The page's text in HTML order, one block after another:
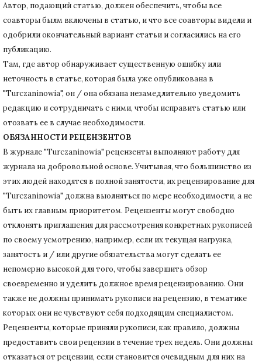
Автор, подающий статью, должен обеспечить, чтобы все
соавторы былм включены в статью, и что все соавторы видели и
одобрили окончательный вариант статьи и согласились на его
публикацию.
Там, где автор обнаруживает существенную ошибку или
неточность в статье, которая была уже опубликована в
"Turczaninowia", он / она обязана незамедлительно уведомить
редакцию и сотрудничать с ними, чтобы исправить статью или
отозвать ее в случае необходимости.
ОБЯЗАННОСТИ РЕЦЕНЗЕНТОВ
В журнале "Turczaninowia" рецензенты выполняют работу для
журнала на добровольной основе.Учитывая, что большинство из
этих людей находятся в полной занятости, их рецензирование для
"Turczaninowia" должна выолняться по мере необходимости, а не
быть их главным приоритетом. Рецензенты могут свободно
отклонять приглашения для рассмотрения конкретных рукописей
по своему усмотрению, например, если их текущая нагрузка,
занятость и / или другие обязательства могут сделать ее
непомерно высокой для того, чтобы завершить обзор
своевременно и уделить должное время рецензированию. Они
также не должны принимать рукописи на рецензию, в тематике
которых они не чувствуют себя подходящим специалистом.
Рецензенты, которые приняли рукописи, как правило, должны
предоставить свои рецензии в течение трех недель. Они должны
отказаться от рецензии, если становится очевидным для них на